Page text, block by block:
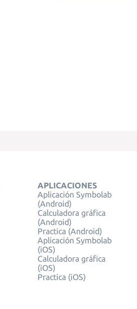
APLICACIONES
Aplicación Symbolab
(Android)
Calculadora gráfica
(Android)
Practica (Android)
Aplicación Symbolab
(iOS)
Calculadora gráfica
(iOS)
Practica (iOS)